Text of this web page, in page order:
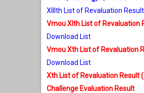
XIIIth List of Revaluation
Vmou XIth List of Revaluation
Download List
Vmou Xth List of Revaluation
Download List
Xth List of Revaluation Result
Challenge Evaluation Result